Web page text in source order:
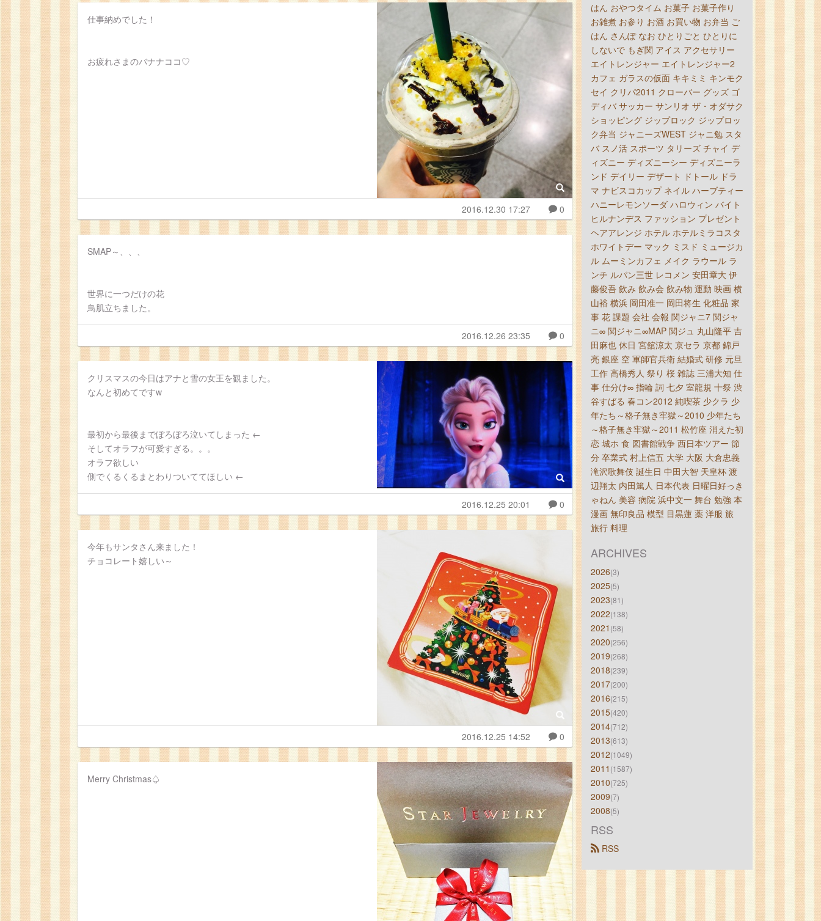
仕事納めでした！
お疲れさまのバナナココ♡
2016.12.30 17:27 0
SMAP～、、、
世界に一つだけの花
鳥肌立ちました。
2016.12.26 23:35 0
クリスマスの今日はアナと雪の女王を観ました。
なんと初めてですw
最初から最後までぼろぼろ泣いてしまった ←
そしてオラフが可愛すぎる。。。
オラフ欲しい
側でくるくるまとわりついててほしい ←
2016.12.25 20:01 0
今年もサンタさん来ました！
チョコレート嬉しい～
2016.12.25 14:52 0
Merry Christmas♤
はん おやつタイム お菓子 お菓子作り
お雑煮 お参り お酒 お買い物 お弁当 ご
はん さんぽ なお ひとりごと ひとりに
しないで もぎ関 アイス アクセサリー
エイトレンジャー エイトレンジャー2
カフェ ガラスの仮面 キキミミ キンモク
セイ クリパ2011 クローバー グッズ ゴ
ディバ サッカー サンリオ ザ・オダサク
ショッピング ジップロック ジップロッ
ク弁当 ジャニーズWEST ジャニ勉 スタ
バ スノ活 スポーツ タリーズ チャイ デ
ィズニー ディズニーシー ディズニーラ
ンド デイリー デザート ドトール ドラ
マ ナビスコカップ ネイル ハーブティー
ハニーレモンソーダ ハロウィン バイト
ヒルナンデス ファッション プレゼント
ヘアアレンジ ホテル ホテルミラコスタ
ホワイトデー マック ミスド ミュージカ
ル ムーミンカフェ メイク ラウール ラ
ンチ ルパン三世 レコメン 安田章大 伊
藤俊吾 飲み 飲み会 飲み物 運動 映画 横
山裕 横浜 岡田准一 岡田将生 化粧品 家
事 花 課題 会社 会報 関ジャニ7 関ジャ
ニ∞ 関ジャニ∞MAP 関ジュ 丸山隆平 吉
田麻也 休日 宮舘涼太 京セラ 京都 錦戸
亮 銀座 空 軍師官兵衛 結婚式 研修 元旦
工作 高橋秀人 祭り 桜 雑誌 三浦大知 仕
事 仕分け∞ 指輪 詞 七夕 室龍規 十祭 渋
谷すばる 春コン2012 純喫茶 少クラ 少
年たち～格子無き牢獄～2010 少年たち
～格子無き牢獄～2011 松竹座 消えた初
恋 城ホ 食 図書館戦争 西日本ツアー 節
分 卒業式 村上信五 大学 大阪 大倉忠義
滝沢歌舞伎 誕生日 中田大智 天皇杯 渡
辺翔太 内田篤人 日本代表 日曜日好っき
ゃねん 美容 病院 浜中文一 舞台 勉強 本
漫画 無印良品 模型 目黒蓮 薬 洋服 旅
旅行 料理
ARCHIVES
2026(3)
2025(5)
2023(81)
2022(138)
2021 (58)
2020(256)
2019(268)
2018(239)
2017(200)
2016(215)
2015(420)
2014(712)
2013(613)
2012(1049)
2011 (1587)
2010(725)
2009(7)
2008(5)
RSS
RSS